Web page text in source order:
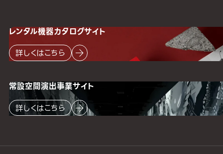
レンタル機器カタログサイト
詳しくはこちら
常設空間演出事業サイト
詳しくはこちら